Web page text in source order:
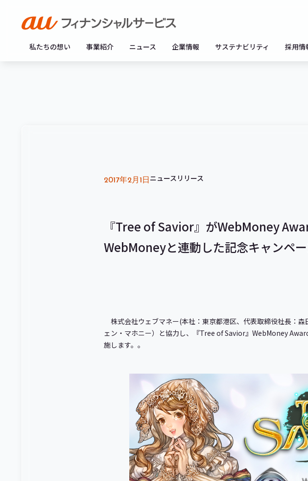
私たちの想い 事業紹介 ニュース 企業情報 サステナビリティ 採用情
2017年2月1日 ニュースリリース
『Tree of Savior』がWebMoney
WebMoneyと連動した記念キャンペ
株式会社ウェブマネー(本社：東京都港区、代表取締役社長：
ェン・マホニー）と協力し、『Tree of Savior』WebMoney
施します。。